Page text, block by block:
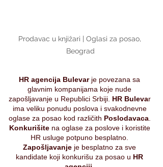
Prodavac u knjižari | Oglasi za posao,
Beograd
HR agencija Bulevar je povezana sa
glavnim kompanijama koje nude
zapošljavanje u Republici Srbiji. HR Bulevar
ima veliku ponudu poslova i svakodnevne
oglase za posao kod različith Poslodavaca.
Konkurišite na oglase za poslove i koristite
HR usluge potpuno besplatno.
Zapošljavanje je besplatno za sve
kandidate koji konkurišu za posao u HR